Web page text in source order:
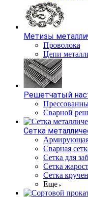
Метизы
Проволока
Цепи
Решетчатый
Сварной
Сетка
Армирующая
Сварная
Сетка для
Сетка
Сетка
Еще